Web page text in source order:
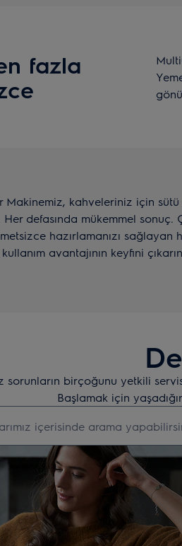
fazla
Makinemiz, kahveleriniz için
Her defasında mükemmel sonuç.
hazırlamanızı sağlayan
avantajının keyfini
sorunların birçoğunu yetkili
Başlamak için
aramak için yazın